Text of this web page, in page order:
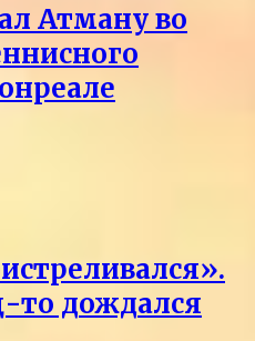
Атману во
то дождался